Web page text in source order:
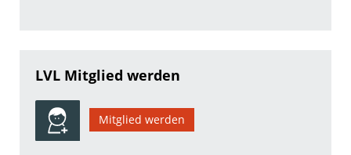
LVL Mitglied werden
Mitglied werden